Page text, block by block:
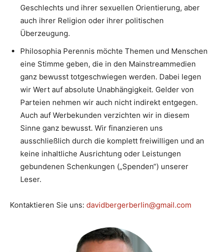
Geschlechts und ihrer sexuellen Orientierung, aber
auch ihrer Religion oder ihrer politischen
Überzeugung.
Philosophia Perennis möchte Themen und Menschen
eine Stimme geben, die in den Mainstreammedien
ganz bewusst totgeschwiegen werden. Dabei legen
wir Wert auf absolute Unabhängigkeit. Gelder von
Parteien nehmen wir auch nicht indirekt entgegen.
Auch auf Werbekunden verzichten wir in diesem
Sinne ganz bewusst. Wir finanzieren uns
ausschließlich durch die komplett freiwilligen und an
keine inhaltliche Ausrichtung oder Leistungen
gebundenen Schenkungen („Spenden“) unserer
Leser.
Kontaktieren Sie uns: davidbergerberlin@gmail.com